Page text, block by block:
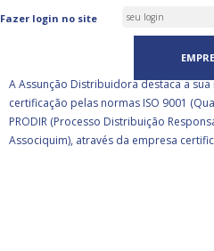
Fazer login no site
ASSUNÇÃO DISTRIBUIDORA
CERTIFICADA PELA BSI
A Assunção Distribuidora destaca a sua
certificação pelas normas ISO 9001
PRODIR (Processo Distribuição
Associquim), através da empresa